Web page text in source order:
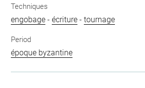
Techniques
engobage -écriture -tournage
Period
époque byzantine